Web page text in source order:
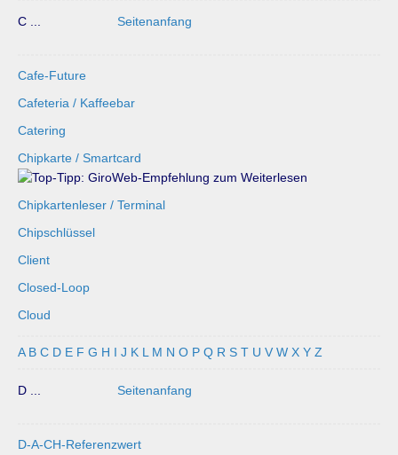
C ... Seitenanfang
Cafe-Future
Cafeteria / Kaffeebar
Catering
Chipkarte / Smartcard
Chipkartenleser / Terminal
Chipschlüssel
Client
Closed-Loop
Cloud
A B C D E F G H I J K L M N O P Q R S T U V W X Y Z
D ... Seitenanfang
D-A-CH-Referenzwert